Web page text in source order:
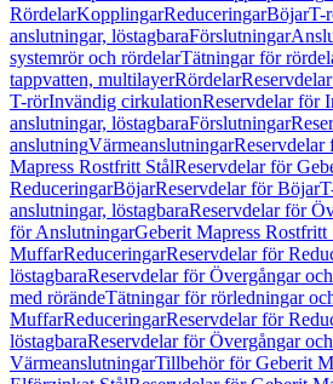
RördelarKopplingarReduceringarBöjarT-
anslutningar, löstagbaraFörslutningar
systemrör och rördelarTätningar för
tappvatten, multilayerRördelar
T-rörInvändig cirkulationReservdelar för
anslutningar, löstagbaraFörslutningar
anslutningVärmeanslutningarReservdelar
Mapress Rostfritt StålReservdelar för
ReduceringarBöjarReservdelar för Böjar
anslutningar, löstagbaraReservdelar för
för AnslutningarGeberit Mapress Rostfritt
MuffarReduceringarReservdelar för
löstagbaraReservdelar för Övergångar
med rörändeTätningar för rörledningar
MuffarReduceringarReservdelar för
löstagbaraReservdelar för Övergångar
VärmeanslutningarTillbehör för Geberit